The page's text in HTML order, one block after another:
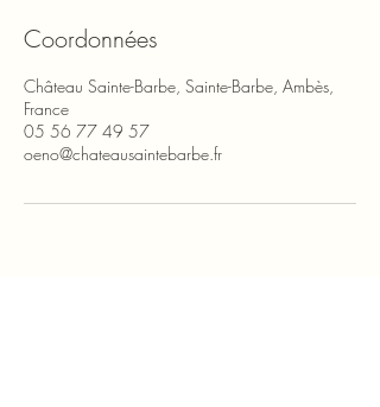
Coordonnées
Château Sainte-Barbe, Sainte-Barbe, Ambès,
France
05 56 77 49 57
oeno@chateausaintebarbe.fr